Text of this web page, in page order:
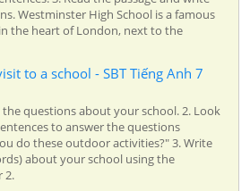
Westminster High School is a famous
the heart of London, next to the
to a school - SBT Tiếng Anh 7
questions about your school. 2. Look
to answer the questions
do these outdoor activities?" 3. Write
about your school using the
2.